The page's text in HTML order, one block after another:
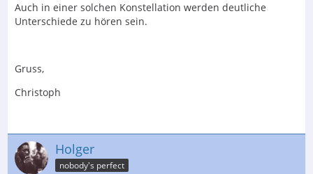
Auch in einer solchen Konstellation werden deutliche
Unterschiede zu hören sein.
Gruss,
Christoph
Holger
nobody's perfect